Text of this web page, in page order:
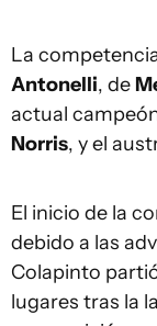
La
Antonelli, de
actual
Norris, y el
El inicio de la
debido a las
Colapinto
lugares tras la